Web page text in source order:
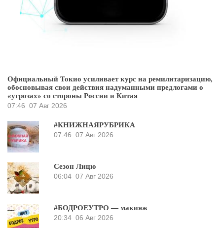
Официальный Токио усиливает курс на ремилитаризацию,
обосновывая свои действия надуманными предлогами о
«угрозах» со стороны России и Китая
07:46 07 Авг 2026
#КНИЖНАЯРУБРИКА
07:46 07 Авг 2026
Сезон Лицю
06:04 07 Авг 2026
#БОДРОЕУТРО — макияж
20:34 06 Авг 2026